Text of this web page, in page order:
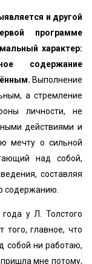
и другой
программе
характер:
содержание
Выполнение
а стремление
личности, не
действиями и
мечту о сильной
над собой,
составляя
содержанию.
у Л. Толстого
того, главное, что
собой ни работаю,
мне потому,